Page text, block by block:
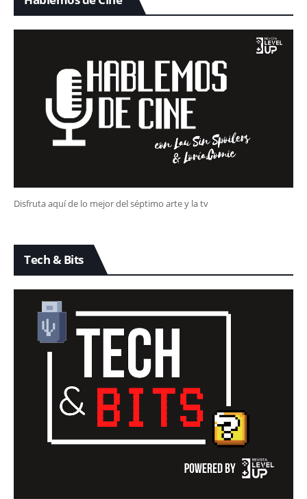
Disfruta aquí de lo mejor del séptimo arte y la tv
Tech & Bits